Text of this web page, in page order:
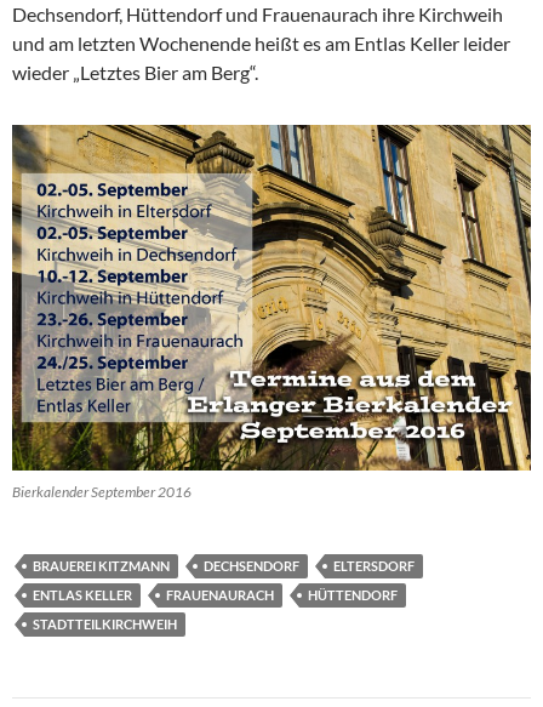
Dechsendorf, Hüttendorf und Frauenaurach ihre Kirchweih
und am letzten Wochenende heißt es am Entlas Keller leider
wieder „Letztes Bier am Berg“.
Bierkalender September 2016
BRAUEREI KITZMANN DECHSENDORF
ELTERSDORF
ENTLAS KELLER
FRAUENAURACH
HÜTTENDORF
STADTTEILKIRCHWEIH